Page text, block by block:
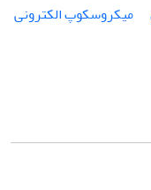
میکروسکوپ الکترونی